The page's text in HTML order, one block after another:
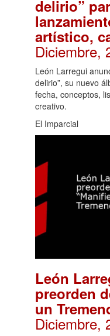
delirio”
artístico,
Diciembre,
León Larregui
delirio”, su nuevo
fecha, conceptos,
creativo.
El Imparcial
León
preorden
un
Diciembre,